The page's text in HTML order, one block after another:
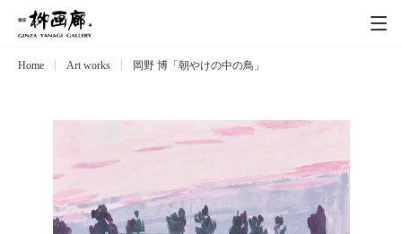
Exhibitions
作家
Home Art works 岡野 博「朝やけの中の鳥」